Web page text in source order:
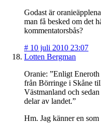
Godast är
man få besked om det
kommentatorsbås?
# 10 juli 2010 23:07
Lotten Bergman
Oranie: ”Enligt
från Börringe i Skåne
Västmanland och
delar av landet.”
Hm. Jag känner en